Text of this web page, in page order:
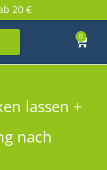
20 €
0
lassen +
nach